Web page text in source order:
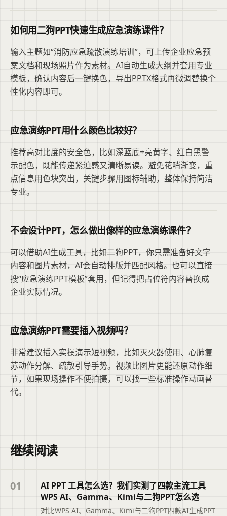
如何用二狗PPT快速生成应急演练课件？
输入主题如“消防应急疏散演练培训”，可上传企业应急预
案文档和现场照片作为素材。AI自动生成大纲并套用专业
模板，确认内容后一键换色，导出PPTX格式再微调替换个
性化内容即可。
应急演练PPT用什么颜色比较好？
推荐高对比度的安全色，比如深蓝底+亮黄字、红白黑警
示配色，既能传递紧迫感又清晰易读。避免花哨渐变，重
点信息用色块突出，关键步骤用图标辅助，整体保持简洁
专业。
不会设计PPT，怎么做出像样的应急演练课件？
可以借助AI生成工具，比如二狗PPT，你只需准备好文字
内容和图片素材，AI会自动排版并匹配风格。也可以直接
搜“应急演练PPT模板”套用，但记得把占位符内容替换成
企业实际情况。
应急演练PPT需要插入视频吗？
非常建议插入实操演示短视频，比如灭火器使用、心肺复
苏动作分解、疏散引导手势。视频比图片更能还原动作细
节，如果现场操作不便拍摄，可以找一些标准操作动画替
代。
继续阅读
01
AI PPT 工具怎么选？我们实测了四款主流工具
WPS AI、Gamma、Kimi与二狗PPT怎么选
对比WPS AI、Gamma、Kimi与二狗PPT四款AI生成PPT